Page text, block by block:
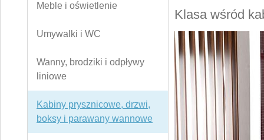
Meble i oświetlenie
Umywalki i WC
Wanny, brodziki i odpływy
liniowe
Kabiny prysznicowe, drzwi,
boksy i parawany wannowe
Klasa wśród